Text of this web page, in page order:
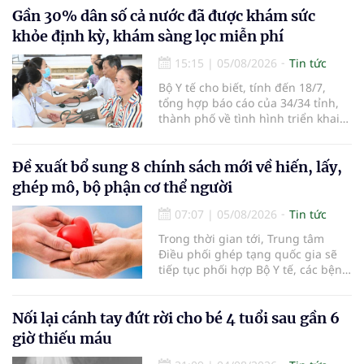
em bé đầu tiên chào đời.
Gần 30% dân số cả nước đã được khám sức
khỏe định kỳ, khám sàng lọc miễn phí
15:15 | 05/08/2026
Tin tức
Bộ Y tế cho biết, tính đến 18/7,
tổng hợp báo cáo của 34/34 tỉnh,
thành phố về tình hình triển khai
nhận 32.286.360 người, chiếm gần
30% dân số cả nước đã được khám
sức khỏe định kỳ năm nay.
Đề xuất bổ sung 8 chính sách mới về hiến, lấy,
ghép mô, bộ phận cơ thể người
07:07 | 05/08/2026
Tin tức
Trong thời gian tới, Trung tâm
Điều phối ghép tạng quốc gia sẽ
tiếp tục phối hợp Bộ Y tế, các bệnh
cường truyền thông, hoàn thiện
quy trình chuyên môn và hệ thống
Nối lại cánh tay đứt rời cho bé 4 tuổi sau gần 6
giờ thiếu máu